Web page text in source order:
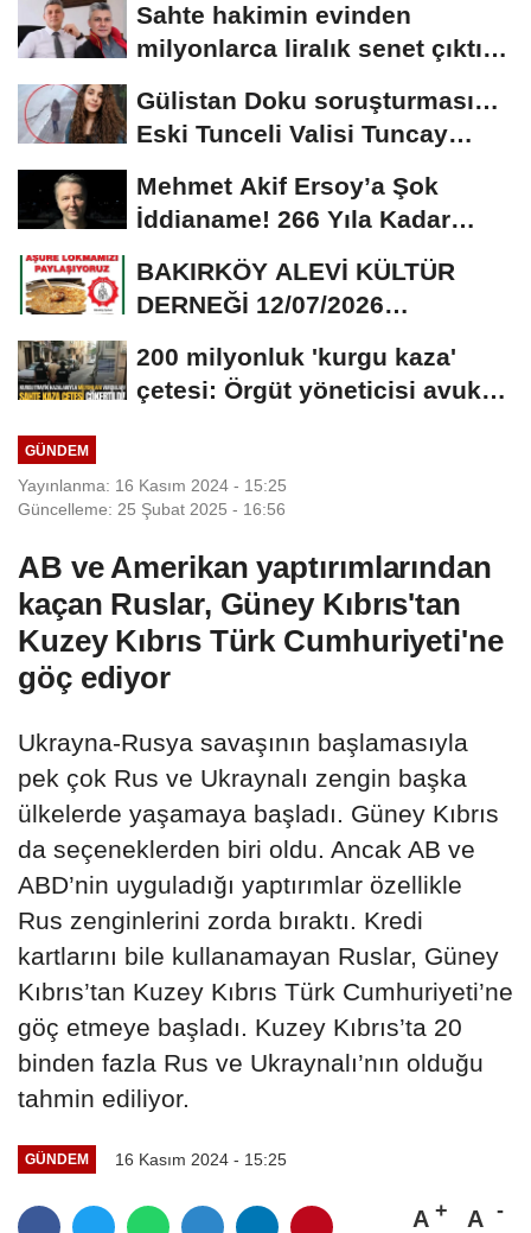
Sahte hakimin evinden
milyonlarca liralık senet çıktı:
Gülistan Doku soruşturması…
Eski Tunceli Valisi Tuncay
Mehmet Akif Ersoy’a Şok
İddianame! 266 Yıla Kadar
Hapis Talebi
BAKIRKÖY ALEVİ KÜLTÜR
DERNEĞİ 12/07/2026
DAVETİNE...
200 milyonluk 'kurgu kaza'
çetesi: Örgüt yöneticisi avukat
GÜNDEM
Yayınlanma: 16 Kasım 2024 - 15:25
Güncelleme: 25 Şubat 2025 - 16:56
AB ve Amerikan yaptırımlarından
kaçan Ruslar, Güney Kıbrıs'tan
Kuzey Kıbrıs Türk Cumhuriyeti'ne
göç ediyor
Ukrayna-Rusya savaşının başlamasıyla
pek çok Rus ve Ukraynalı zengin başka
ülkelerde yaşamaya başladı. Güney Kıbrıs
da seçeneklerden biri oldu. Ancak AB ve
ABD’nin uyguladığı yaptırımlar özellikle
Rus zenginlerini zorda bıraktı. Kredi
kartlarını bile kullanamayan Ruslar, Güney
Kıbrıs’tan Kuzey Kıbrıs Türk Cumhuriyeti’ne
göç etmeye başladı. Kuzey Kıbrıs’ta 20
binden fazla Rus ve Ukraynalı’nın olduğu
tahmin ediliyor.
GÜNDEM 16 Kasım 2024 - 15:25
A A